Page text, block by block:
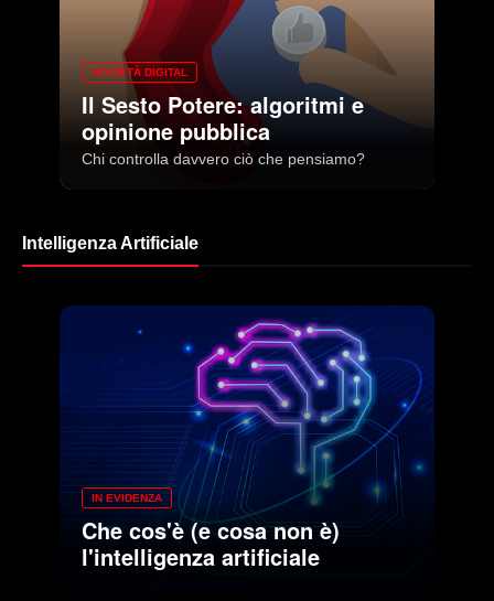
SOCIETÀ DIGITAL
Il Sesto Potere: algoritmi e
opinione pubblica
Chi controlla davvero ciò che pensiamo?
Intelligenza Artificiale
IN EVIDENZA
Che cos'è (e cosa non è)
l'intelligenza artificiale